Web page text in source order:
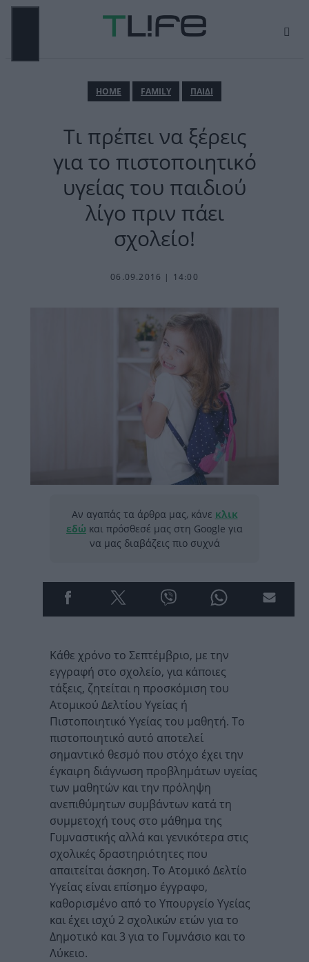
Μετάβαση
ΗΟΜΕ FAMILY ΠΑΙΔΙ
Τι πρέπει να ξέρεις
για το πιστοποιητικό
υγείας του παιδιού
λίγο πριν πάει
σχολείο!
06.09.2016 | 14:00
Αν αγαπάς τα άρθρα μας, κάνε κλικ
εδώ και πρόσθεσέ μας στη Google για
να μας διαβάζεις πιο συχνά
Κάθε χρόνο το Σεπτέμβριο, με την
εγγραφή στο σχολείο, για κάποιες
τάξεις, ζητείται η προσκόμιση του
Ατομικού Δελτίου Υγείας ή
Πιστοποιητικό Υγείας του μαθητή. Το
πιστοποιητικό αυτό αποτελεί
σημαντικό θεσμό που στόχο έχει την
έγκαιρη διάγνωση προβλημάτων υγείας
των μαθητών και την πρόληψη
ανεπιθύμητων συμβάντων κατά τη
συμμετοχή τους στο μάθημα της
Γυμναστικής αλλά και γενικότερα στις
σχολικές δραστηριότητες που
απαιτείται άσκηση. Το Ατομικό Δελτίο
Υγείας είναι επίσημο έγγραφο,
καθορισμένο από το Υπουργείο Υγείας
και έχει ισχύ 2 σχολικών ετών για το
Δημοτικό και 3 για το Γυμνάσιο και το
Λύκειο.